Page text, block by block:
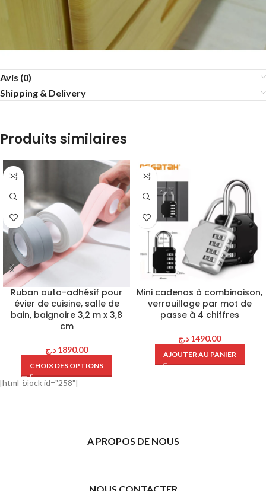
Avis (0)
Shipping & Delivery
Produits similaires
Ruban auto-adhésif pour
évier de cuisine, salle de
bain, baignoire 3,2 m x 3,8
cm
1890.00 د.ج
CHOIX DES OPTIONS
Mini cadenas à combinaison,
verrouillage par mot de
passe à 4 chiffres
1490.00 د.ج
AJOUTER AU PANIER
[html_block id="258"]
A PROPOS DE NOUS